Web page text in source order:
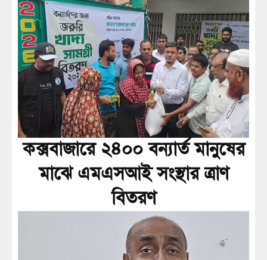
কক্সবাজারে ২৪০০ বন্যার্ত মানুষের
মাঝে এমএসআই সংস্থার ত্রাণ
বিতরণ